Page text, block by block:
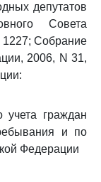
депутатов
Совета
1227; Собрание
2006, N 31,
учета граждан
и по
Федерации